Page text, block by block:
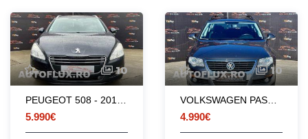
10
5.990€
10
4.990€